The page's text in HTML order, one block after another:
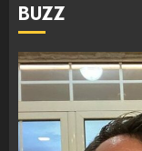
BUZZ